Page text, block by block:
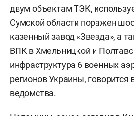
двум объектам ТЭК,
Сумской области поражен
казенный завод «Звезда», а
ВПК в Хмельницкой и
инфраструктура 6 военных
регионов Украины, говорится
ведомства.